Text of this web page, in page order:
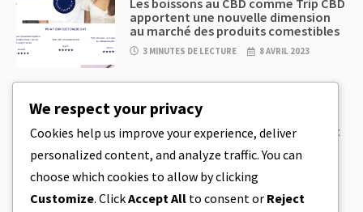
apportent une nouvelle dimension
au marché des produits comestibles
3 MINUTES DE LECTURE 8 AVRIL 2023
Pâte à biscuits au CBD et produits
comestibles au CBD incroyablement
simples à préparer à la maison
5 MINUTES DE LECTURE
We respect your privacy
Cookies help us improve your experience, deliver
personalized content, and analyze traffic. You can
choose which cookies to allow by clicking
Customize. ClickAccept All to consent or Reject